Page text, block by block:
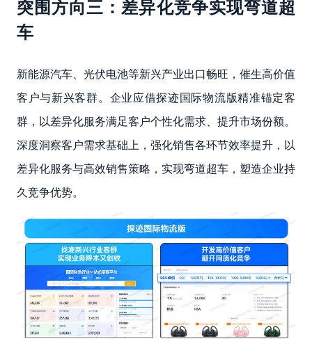
突围方向三：差异化竞争实现弯道超
车
新能源汽车、光伏电池等新兴产业出口畅旺，催生高价值
客户与新兴客群。企业应借探迹国际物流版精准锚定客
群，以差异化服务满足客户个性化需求、提升市场份额。
深度洞察客户需求基础上，强化销售各环节效率提升，以
差异化服务与高效销售策略，实现弯道超车，塑造企业持
久竞争优势。